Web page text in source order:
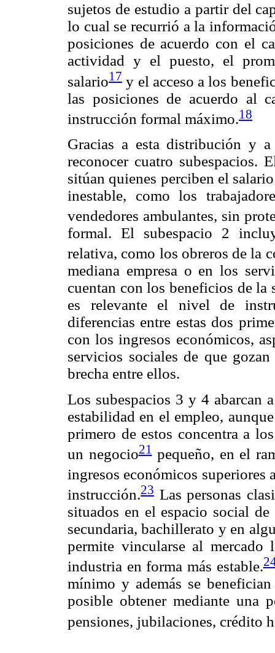
sujetos de estudio a partir del
lo cual se recurrió a la
posiciones de acuerdo con el
actividad y el puesto, el
salario17 y el acceso a los
las posiciones de acuerdo al
instrucción formal máximo.18
Gracias a esta distribución y
reconocer cuatro subespacios.
sitúan quienes perciben el
inestable, como los
vendedores ambulantes, sin
formal. El subespacio 2
relativa, como los obreros de la
mediana empresa o en los
cuentan con los beneficios de la
es relevante el nivel de
diferencias entre estas dos
con los ingresos económicos,
servicios sociales de que
brecha entre ellos.
Los subespacios 3 y 4 abarcan
estabilidad en el empleo,
primero de estos concentra a
un negocio21pequeño, en el
ingresos económicos superiores
instrucción.23 Las personas
situados en el espacio social
secundaria, bachillerato y en
permite vincularse al
industria en forma más estable.
mínimo y además se
posible obtener mediante una
pensiones, jubilaciones, crédito